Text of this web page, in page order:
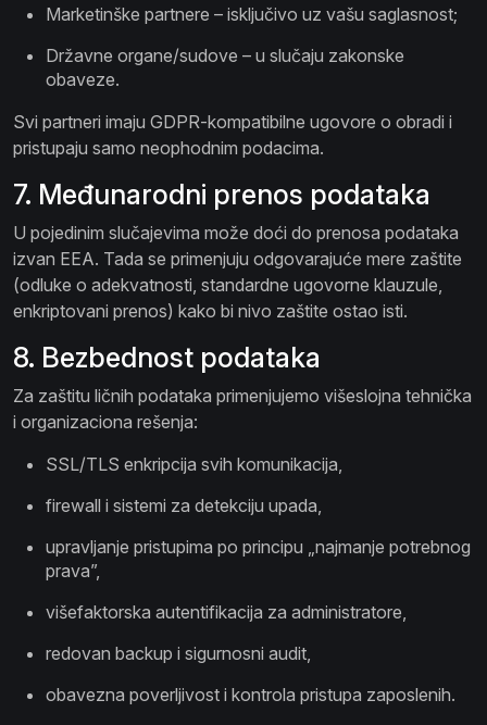
Marketinške partnere – isključivo uz vašu saglasnost;
Državne organe/sudove – u slučaju zakonske
obaveze.
Svi partneri imaju GDPR-kompatibilne ugovore o obradi i
pristupaju samo neophodnim podacima.
7. Međunarodni prenos podataka
U pojedinim slučajevima može doći do prenosa podataka
izvan EEA. Tada se primenjuju odgovarajuće mere zaštite
(odluke o adekvatnosti, standardne ugovorne klauzule,
enkriptovani prenos) kako bi nivo zaštite ostao isti.
8. Bezbednost podataka
Za zaštitu ličnih podataka primenjujemo višeslojna tehnička
i organizaciona rešenja:
SSL/TLS enkripcija svih komunikacija,
firewall i sistemi za detekciju upada,
upravljanje pristupima po principu „najmanje potrebnog
prava”,
višefaktorska autentifikacija za administratore,
redovan backup i sigurnosni audit,
obavezna poverljivost i kontrola pristupa zaposlenih.